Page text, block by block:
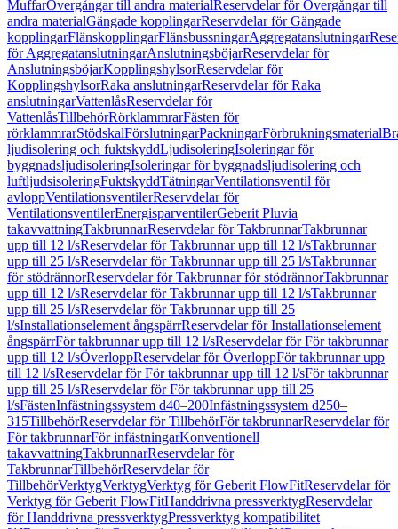
MuffarÖvergångar till andra materialReservdelar för Övergångar till
andra materialGängade kopplingarReservdelar för Gängade
kopplingarFlänskopplingarFlänsbussningarAggregatanslutningar
för AggregatanslutningarAnslutningsböjarReservdelar för
AnslutningsböjarKopplingshylsorReservdelar för
KopplingshylsorRaka anslutningarReservdelar för Raka
anslutningarVattenlåsReservdelar för
VattenlåsTillbehörRörklammrarFästen för
rörklammrarStödskalFörslutningarPackningarFörbrukningsmaterial
ljudisolering och fuktskyddLjudisoleringIsoleringar för
byggnadsljudisoleringIsoleringar för byggnadsljudisolering och
luftljudsisoleringFuktskyddTätningarVentilationsventil för
avloppVentilationsventilerReservdelar för
VentilationsventilerEnergisparventilerGeberit Pluvia
takavvattningTakbrunnarReservdelar för TakbrunnarTakbrunnar
upp till 12 l/sReservdelar för Takbrunnar upp till 12 l/sTakbrunnar
upp till 25 l/sReservdelar för Takbrunnar upp till 25 l/sTakbrunnar
för stödrännorReservdelar för Takbrunnar för stödrännorTakbrunnar
upp till 12 l/sReservdelar för Takbrunnar upp till 12 l/sTakbrunnar
upp till 25 l/sReservdelar för Takbrunnar upp till 25
l/sInstallationselement ångspärrReservdelar för Installationselement
ångspärrFör takbrunnar upp till 12 l/sReservdelar för För takbrunnar
upp till 12 l/sÖverloppReservdelar för ÖverloppFör takbrunnar upp
till 12 l/sReservdelar för För takbrunnar upp till 12 l/sFör takbrunnar
upp till 25 l/sReservdelar för För takbrunnar upp till 25
l/sFästenInfästningssystem d40–200Infästningssystem d250–
315TillbehörReservdelar för TillbehörFör takbrunnarReservdelar för
För takbrunnarFör infästningarKonventionell
takavvattningTakbrunnarReservdelar för
TakbrunnarTillbehörReservdelar för
TillbehörVerktygVerktygVerktyg för Geberit FlowFitReservdelar för
Verktyg för Geberit FlowFitHanddrivna pressverktygReservdelar
för Handdrivna pressverktygPressverktyg kompatibilitet